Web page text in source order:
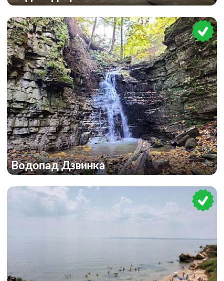
Водопад Дзвинка